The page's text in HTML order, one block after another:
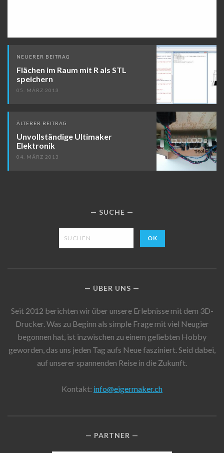
Beitragsnavigation
NEUERER BEITRAG
Flächen im Raum mit R als STL
speichern
05. MÄRZ 2013
ÄLTERER BEITRAG
Unvollständige Ultimaker
Elektronik
04. MÄRZ 2013
SUCHE
ÜBER UNS
Seit 2012 berichten wir über unsere Erlebnisse mit dem 3D-
Drucker. Was zu Beginn als simple Frage mit viel Neugier
begonnen hat, ist inzwischen zu einem geliebten Hobby
geworden, das uns jeden Tag aufs Neue fasziniert. Seid dabei,
auf unserer spannenden Reise in die Zukunft.
Kontakt: info@eigermaker.ch
PARTNER